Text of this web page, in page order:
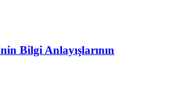
Bilgi Anlayışlarının